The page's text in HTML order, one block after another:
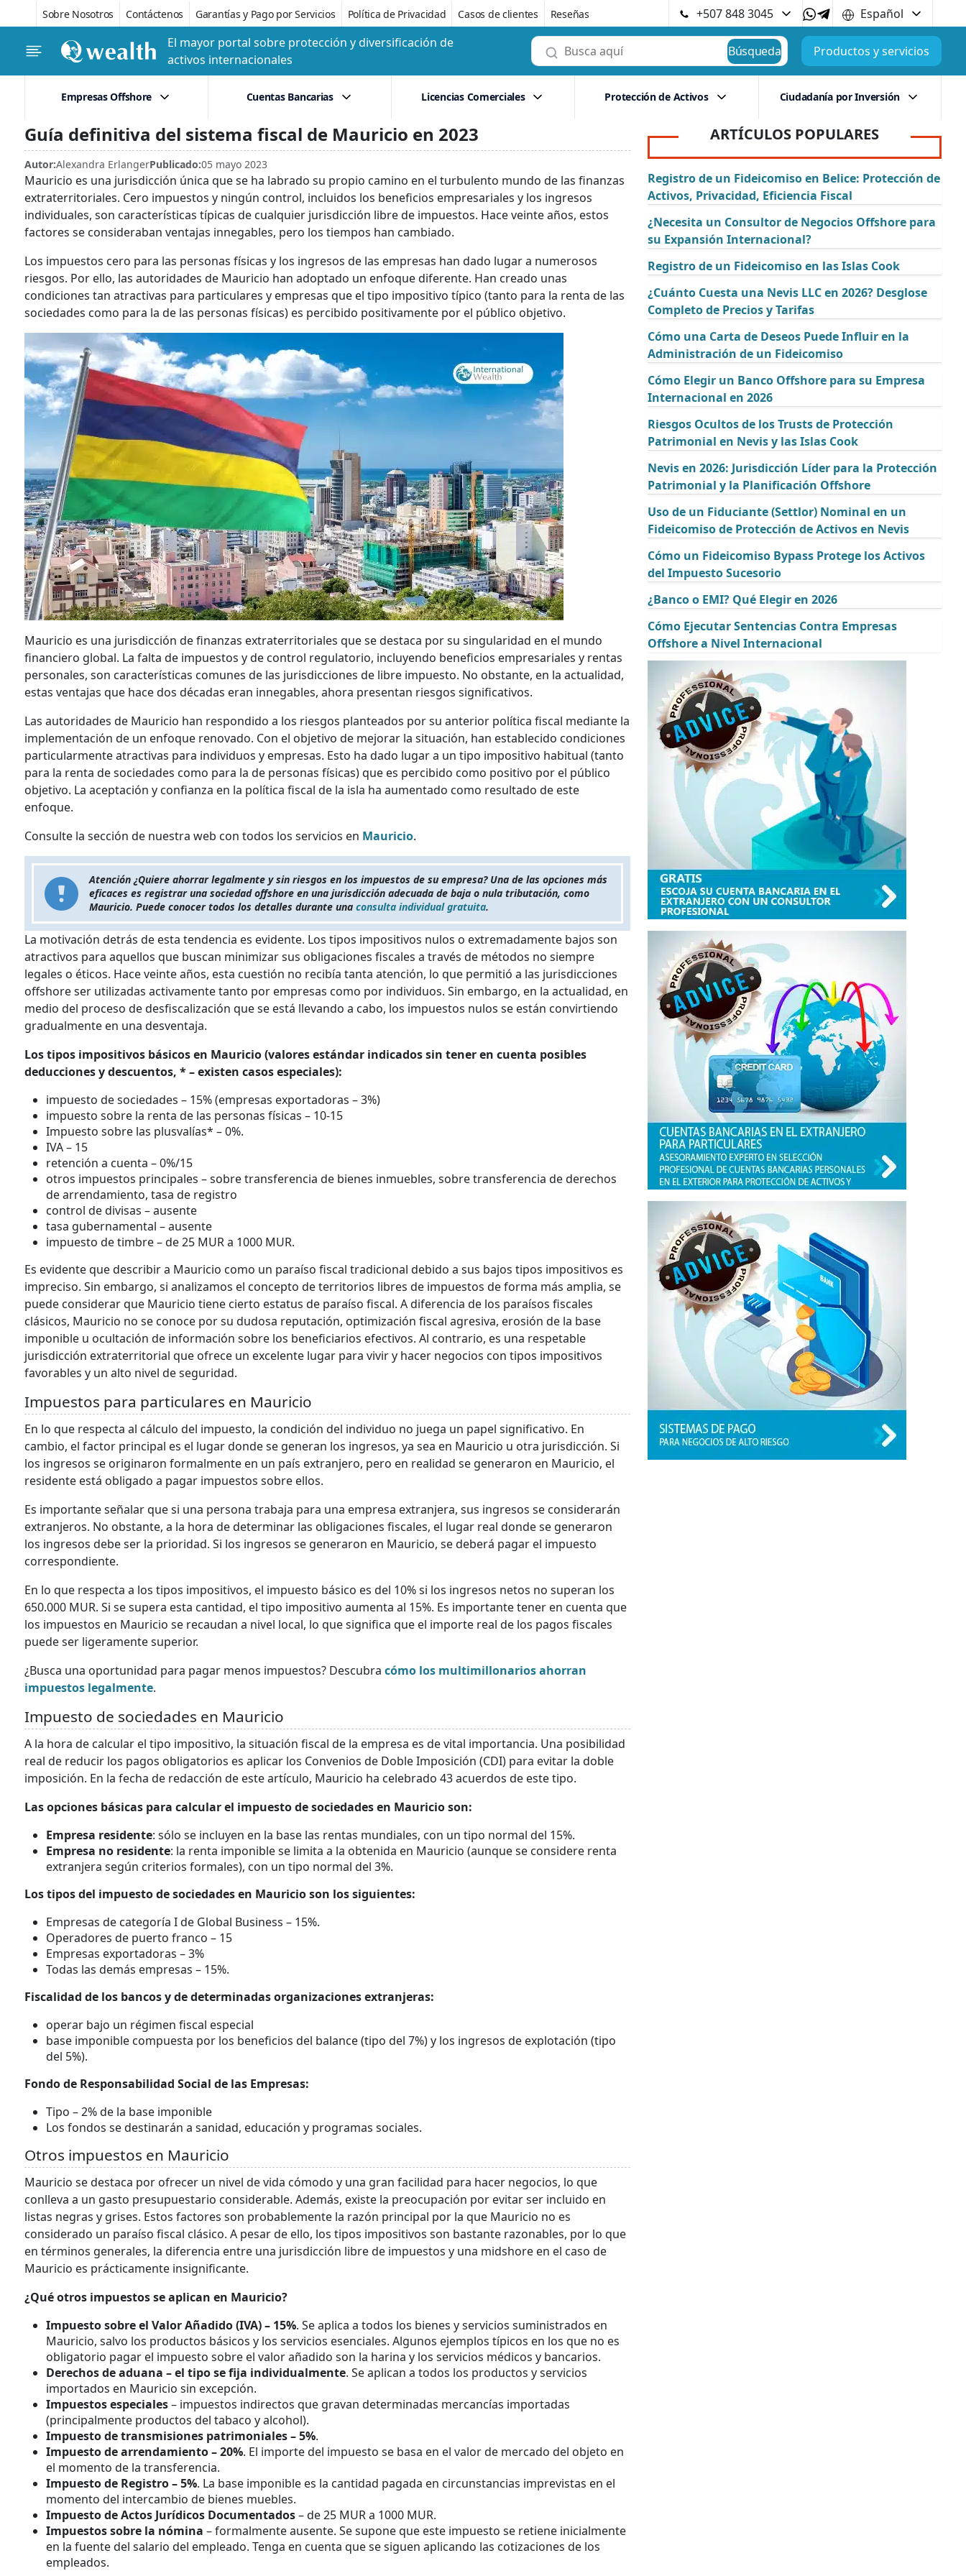
Sobre Nosotros Contáctenos Garantías y Pago por Servicios Política de Privacidad Casos de clientes Reseñas +507 848 3045
Español
El mayor portal sobre protección y diversificación de
activos internacionales
Búsqueda Productos y servicios
Empresas Offshore Cuentas Bancarias Licencias Comerciales Protección de Activos Ciudadanía por Inversión
Guía definitiva del sistema fiscal de Mauricio en 2023
Autor:Alexandra ErlangerPublicado:05 mayo 2023
Mauricio es una jurisdicción única que se ha labrado su propio camino en el turbulento mundo de las finanzas
extraterritoriales. Cero impuestos y ningún control, incluidos los beneficios empresariales y los ingresos
individuales, son características típicas de cualquier jurisdicción libre de impuestos. Hace veinte años, estos
factores se consideraban ventajas innegables, pero los tiempos han cambiado.
Los impuestos cero para las personas físicas y los ingresos de las empresas han dado lugar a numerosos
riesgos. Por ello, las autoridades de Mauricio han adoptado un enfoque diferente. Han creado unas
condiciones tan atractivas para particulares y empresas que el tipo impositivo típico (tanto para la renta de las
sociedades como para la de las personas físicas) es percibido positivamente por el público objetivo.
Mauricio es una jurisdicción de finanzas extraterritoriales que se destaca por su singularidad en el mundo
financiero global. La falta de impuestos y de control regulatorio, incluyendo beneficios empresariales y rentas
personales, son características comunes de las jurisdicciones de libre impuesto. No obstante, en la actualidad,
estas ventajas que hace dos décadas eran innegables, ahora presentan riesgos significativos.
Las autoridades de Mauricio han respondido a los riesgos planteados por su anterior política fiscal mediante la
implementación de un enfoque renovado. Con el objetivo de mejorar la situación, han establecido condiciones
particularmente atractivas para individuos y empresas. Esto ha dado lugar a un tipo impositivo habitual (tanto
para la renta de sociedades como para la de personas físicas) que es percibido como positivo por el público
objetivo. La aceptación y confianza en la política fiscal de la isla ha aumentado como resultado de este
enfoque.
Consulte la sección de nuestra web con todos los servicios en Mauricio.
Atención ¿Quiere ahorrar legalmente y sin riesgos en los impuestos de su empresa? Una de las opciones más
eficaces es registrar una sociedad offshore en una jurisdicción adecuada de baja o nula tributación, como
Mauricio. Puede conocer todos los detalles durante una consulta individual gratuita.
La motivación detrás de esta tendencia es evidente. Los tipos impositivos nulos o extremadamente bajos son
atractivos para aquellos que buscan minimizar sus obligaciones fiscales a través de métodos no siempre
legales o éticos. Hace veinte años, esta cuestión no recibía tanta atención, lo que permitió a las jurisdicciones
offshore ser utilizadas activamente tanto por empresas como por individuos. Sin embargo, en la actualidad, en
medio del proceso de desfiscalización que se está llevando a cabo, los impuestos nulos se están convirtiendo
gradualmente en una desventaja.
Los tipos impositivos básicos en Mauricio (valores estándar indicados sin tener en cuenta posibles
deducciones y descuentos, * – existen casos especiales):
impuesto de sociedades – 15% (empresas exportadoras – 3%)
impuesto sobre la renta de las personas físicas – 10-15
Impuesto sobre las plusvalías* – 0%.
IVA – 15
retención a cuenta – 0%/15
otros impuestos principales – sobre transferencia de bienes inmuebles, sobre transferencia de derechos
de arrendamiento, tasa de registro
control de divisas – ausente
tasa gubernamental – ausente
impuesto de timbre – de 25 MUR a 1000 MUR.
Es evidente que describir a Mauricio como un paraíso fiscal tradicional debido a sus bajos tipos impositivos es
impreciso. Sin embargo, si analizamos el concepto de territorios libres de impuestos de forma más amplia, se
puede considerar que Mauricio tiene cierto estatus de paraíso fiscal. A diferencia de los paraísos fiscales
clásicos, Mauricio no se conoce por su dudosa reputación, optimización fiscal agresiva, erosión de la base
imponible u ocultación de información sobre los beneficiarios efectivos. Al contrario, es una respetable
jurisdicción extraterritorial que ofrece un excelente lugar para vivir y hacer negocios con tipos impositivos
favorables y un alto nivel de seguridad.
Impuestos para particulares en Mauricio
En lo que respecta al cálculo del impuesto, la condición del individuo no juega un papel significativo. En
cambio, el factor principal es el lugar donde se generan los ingresos, ya sea en Mauricio u otra jurisdicción. Si
los ingresos se originaron formalmente en un país extranjero, pero en realidad se generaron en Mauricio, el
residente está obligado a pagar impuestos sobre ellos.
Es importante señalar que si una persona trabaja para una empresa extranjera, sus ingresos se considerarán
extranjeros. No obstante, a la hora de determinar las obligaciones fiscales, el lugar real donde se generaron
los ingresos debe ser la prioridad. Si los ingresos se generaron en Mauricio, se deberá pagar el impuesto
correspondiente.
En lo que respecta a los tipos impositivos, el impuesto básico es del 10% si los ingresos netos no superan los
650.000 MUR. Si se supera esta cantidad, el tipo impositivo aumenta al 15%. Es importante tener en cuenta que
los impuestos en Mauricio se recaudan a nivel local, lo que significa que el importe real de los pagos fiscales
puede ser ligeramente superior.
¿Busca una oportunidad para pagar menos impuestos? Descubra cómo los multimillonarios ahorran
impuestos legalmente.
Impuesto de sociedades en Mauricio
A la hora de calcular el tipo impositivo, la situación fiscal de la empresa es de vital importancia. Una posibilidad
real de reducir los pagos obligatorios es aplicar los Convenios de Doble Imposición (CDI) para evitar la doble
imposición. En la fecha de redacción de este artículo, Mauricio ha celebrado 43 acuerdos de este tipo.
Las opciones básicas para calcular el impuesto de sociedades en Mauricio son:
Empresa residente: sólo se incluyen en la base las rentas mundiales, con un tipo normal del 15%.
Empresa no residente: la renta imponible se limita a la obtenida en Mauricio (aunque se considere renta
extranjera según criterios formales), con un tipo normal del 3%.
Los tipos del impuesto de sociedades en Mauricio son los siguientes:
Empresas de categoría I de Global Business – 15%.
Operadores de puerto franco – 15
Empresas exportadoras – 3%
Todas las demás empresas – 15%.
Fiscalidad de los bancos y de determinadas organizaciones extranjeras:
operar bajo un régimen fiscal especial
base imponible compuesta por los beneficios del balance (tipo del 7%) y los ingresos de explotación (tipo
del 5%).
Fondo de Responsabilidad Social de las Empresas:
Tipo – 2% de la base imponible
Los fondos se destinarán a sanidad, educación y programas sociales.
Otros impuestos en Mauricio
Mauricio se destaca por ofrecer un nivel de vida cómodo y una gran facilidad para hacer negocios, lo que
conlleva a un gasto presupuestario considerable. Además, existe la preocupación por evitar ser incluido en
listas negras y grises. Estos factores son probablemente la razón principal por la que Mauricio no es
considerado un paraíso fiscal clásico. A pesar de ello, los tipos impositivos son bastante razonables, por lo que
en términos generales, la diferencia entre una jurisdicción libre de impuestos y una midshore en el caso de
Mauricio es prácticamente insignificante.
¿Qué otros impuestos se aplican en Mauricio?
Impuesto sobre el Valor Añadido (IVA) – 15%. Se aplica a todos los bienes y servicios suministrados en
Mauricio, salvo los productos básicos y los servicios esenciales. Algunos ejemplos típicos en los que no es
obligatorio pagar el impuesto sobre el valor añadido son la harina y los servicios médicos y bancarios.
Derechos de aduana – el tipo se fija individualmente. Se aplican a todos los productos y servicios
importados en Mauricio sin excepción.
Impuestos especiales– impuestos indirectos que gravan determinadas mercancías importadas
(principalmente productos del tabaco y alcohol).
Impuesto de transmisiones patrimoniales – 5%.
Impuesto de arrendamiento – 20%. El importe del impuesto se basa en el valor de mercado del objeto en
el momento de la transferencia.
Impuesto de Registro – 5%. La base imponible es la cantidad pagada en circunstancias imprevistas en el
momento del intercambio de bienes muebles.
Impuesto de Actos Jurídicos Documentados– de 25 MUR a 1000 MUR.
Impuestos sobre la nómina – formalmente ausente. Se supone que este impuesto se retiene inicialmente
en la fuente del salario del empleado. Tenga en cuenta que se siguen aplicando las cotizaciones de los
empleados.
ARTÍCULOS POPULARES
Registro de un Fideicomiso en Belice: Protección de
Activos, Privacidad, Eficiencia Fiscal
¿Necesita un Consultor de Negocios Offshore para
su Expansión Internacional?
Registro de un Fideicomiso en las Islas Cook
¿Cuánto Cuesta una Nevis LLC en 2026? Desglose
Completo de Precios y Tarifas
Cómo una Carta de Deseos Puede Influir en la
Administración de un Fideicomiso
Cómo Elegir un Banco Offshore para su Empresa
Internacional en 2026
Riesgos Ocultos de los Trusts de Protección
Patrimonial en Nevis y las Islas Cook
Nevis en 2026: Jurisdicción Líder para la Protección
Patrimonial y la Planificación Offshore
Uso de un Fiduciante (Settlor) Nominal en un
Fideicomiso de Protección de Activos en Nevis
Cómo un Fideicomiso Bypass Protege los Activos
del Impuesto Sucesorio
¿Banco o EMI? Qué Elegir en 2026
Cómo Ejecutar Sentencias Contra Empresas
Offshore a Nivel Internacional